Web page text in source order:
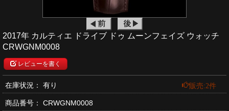
2017年 カルティエ ドライブ ドゥ ムーンフェイズ ウォッチ
CRWGNM0008
レビューを書く
在庫状況： 有り 販売:2件
商品番号： CRWGNM0008